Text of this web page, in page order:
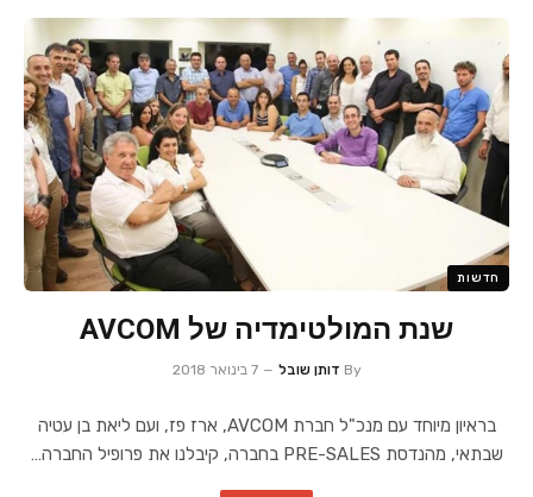
חדשות
שנת המולטימדיה של AVCOM
By דותן שובל 7 בינואר 2018
בראיון מיוחד עם מנכ"ל חברת AVCOM, ארז פז, ועם ליאת בן עטיה
שבתאי, מהנדסת PRE-SALES בחברה, קיבלנו את פרופיל החברה…